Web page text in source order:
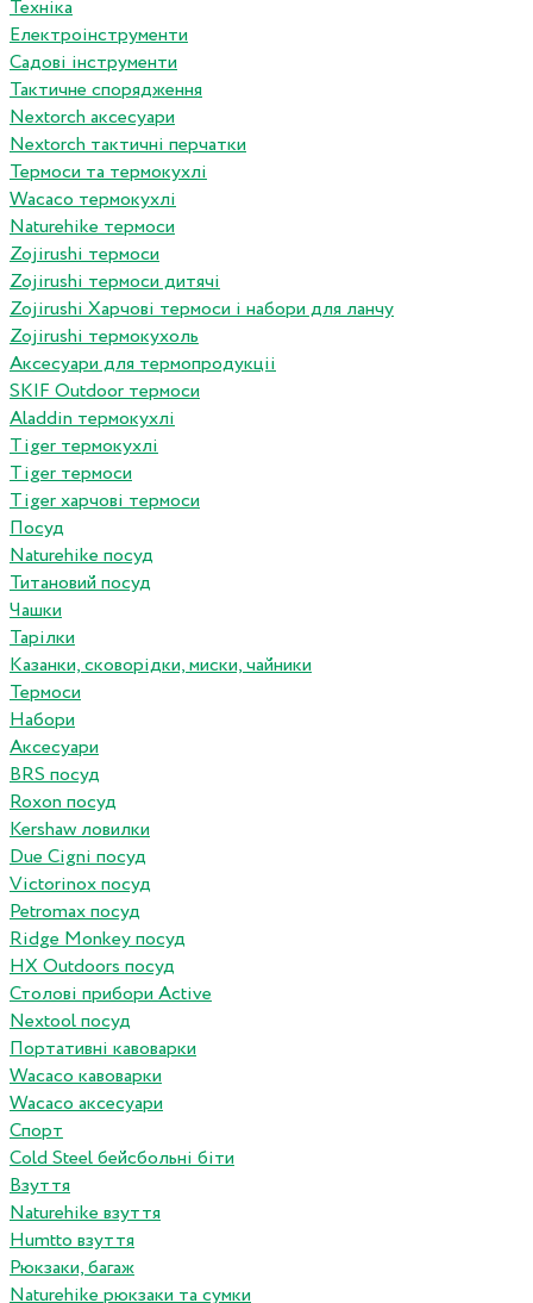
Техніка
Електроінструменти
Садові інструменти
Тактичне спорядження
Nextorch аксесуари
Nextorch тактичні перчатки
Термоси та термокухлі
Wacaco термокухлі
Naturehike термоси
Zojirushi термоси
Zojirushi термоси дитячі
Zojirushi Харчові термоси і набори для ланчу
Zojirushi термокухоль
Аксесуари для термопродукціі
SKIF Outdoor термоси
Aladdin термокухлі
Tiger термокухлі
Tiger термоси
Tiger харчові термоси
Посуд
Naturehike посуд
Титановий посуд
Чашки
Тарілки
Казанки, сковорідки, миски, чайники
Термоси
Набори
Аксесуари
BRS посуд
Roxon посуд
Kershaw ловилки
Due Cigni посуд
Victorinox посуд
Petromax посуд
Ridge Monkey посуд
HX Outdoors посуд
Столові прибори Active
Nextool посуд
Портативні кавоварки
Wacaco кавоварки
Wacaco аксесуари
Спорт
Cold Steel бейсбольні біти
Взуття
Naturehike взуття
Humtto взуття
Рюкзаки, багаж
Naturehike рюкзаки та сумки